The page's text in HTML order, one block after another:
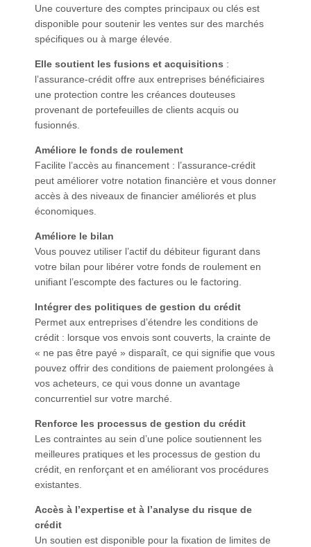
Une couverture des comptes principaux ou clés est
disponible pour soutenir les ventes sur des marchés
spécifiques ou à marge élevée.
Elle soutient les fusions et acquisitions :
l’assurance-crédit offre aux entreprises bénéficiaires
une protection contre les créances douteuses
provenant de portefeuilles de clients acquis ou
fusionnés.
Améliore le fonds de roulement
Facilite l’accès au financement : l’assurance-crédit
peut améliorer votre notation financière et vous donner
accès à des niveaux de financier améliorés et plus
économiques.
Améliore le bilan
Vous pouvez utiliser l’actif du débiteur figurant dans
votre bilan pour libérer votre fonds de roulement en
unifiant l’escompte des factures ou le factoring.
Intégrer des politiques de gestion du crédit
Permet aux entreprises d’étendre les conditions de
crédit : lorsque vos envois sont couverts, la crainte de
« ne pas être payé » disparaît, ce qui signifie que vous
pouvez offrir des conditions de paiement prolongées à
vos acheteurs, ce qui vous donne un avantage
concurrentiel sur votre marché.
Renforce les processus de gestion du crédit
Les contraintes au sein d’une police soutiennent les
meilleures pratiques et les processus de gestion du
crédit, en renforçant et en améliorant vos procédures
existantes.
Accès à l’expertise et à l’analyse du risque de
crédit
Un soutien est disponible pour la fixation de limites de